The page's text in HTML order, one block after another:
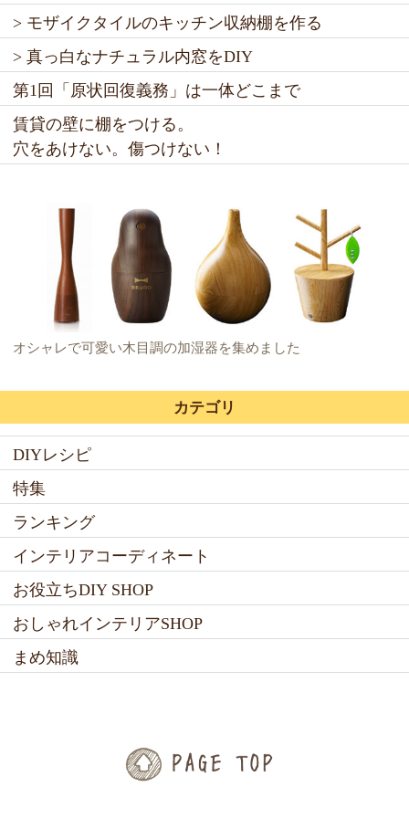
> モザイクタイルのキッチン収納棚を作る
> 真っ白なナチュラル内窓をDIY
第1回「原状回復義務」は一体どこまで
賃貸の壁に棚をつける。
穴をあけない。傷つけない！
オシャレで可愛い木目調の加湿器を集めました
カテゴリ
DIYレシピ
特集
ランキング
インテリアコーディネート
お役立ちDIY SHOP
おしゃれインテリアSHOP
まめ知識